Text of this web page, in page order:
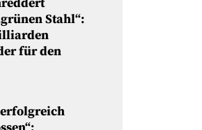
Stahl“:
für den